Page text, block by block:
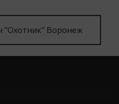
"Охотник" Воронеж